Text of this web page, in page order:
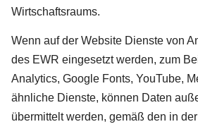
Wirtschaftsraums.
Wenn auf der Website Dienste von
des EWR eingesetzt werden, zum
Analytics, Google Fonts, YouTube,
ähnliche Dienste, können Daten
übermittelt werden, gemäß den in